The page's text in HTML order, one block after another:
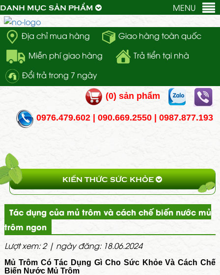
Địa chỉ mua hàng
Giao hàng toàn quốc
Miễn phí giao hàng
Trả tiển tại nhà
Đổi trả trong 7 ngày
(0) sản phẩm
0976.479.602 | 090.669.2550 | 0987.877.193
MENU
DANH MỤC SẢN PHẨM
KIẾN THỨC SỨC KHỎE
Tác dụng của mủ trôm và cách chế biến nước mủ
trôm ngon
Lượt xem: 2 | ngày đăng: 18.06.2024
Mủ Trôm Có Tác Dụng Gì Cho Sức Khỏe Và Cách Chế
Biến Nước Mủ Trôm